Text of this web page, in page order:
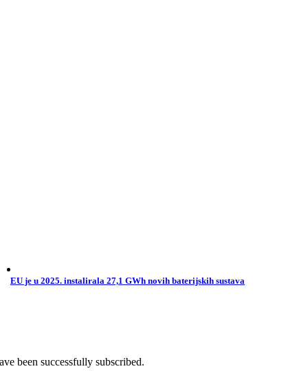
EU je u 2025. instalirala 27,1 GWh novih baterijskih sustava
been successfully subscribed.